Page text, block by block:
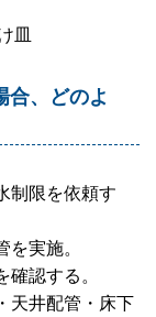
皿
合、どのよ
制限を依頼す
実施。
認する。
天井配管・床下